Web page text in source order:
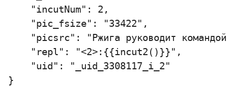
    "incutNum": 2,
    "pic_fsize": "33422",
"picsrc": "Ржига руководит
    "repl": "<2>:{{incut2()}}",
    "uid": "_uid_3308117_i_2"